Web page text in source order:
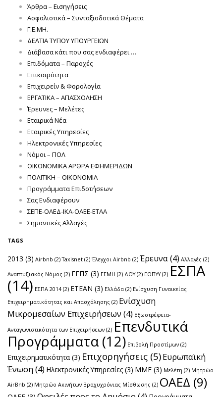
Άρθρα – Εισηγήσεις
Ασφαλιστικά – Συνταξιοδοτικά Θέματα
Γ.Ε.ΜΗ.
ΔΕΛΤΙΑ ΤΥΠΟΥ ΥΠΟΥΡΓΕΙΩΝ
Διάβασα κάτι που σας ενδιαφέρει …
Επιδόματα – Παροχές
Επικαιρότητα
Επιχειρείν & Φορολογία
ΕΡΓΑΤΙΚΑ – ΑΠΑΣΧΟΛΗΣΗ
Έρευνες – Μελέτες
Εταιρικά Νέα
Εταιρικές Υπηρεσίες
Ηλεκτρονικές Υπηρεσίες
Νόμοι – ΠΟΛ
ΟΙΚΟΝΟΜΙΚΑ ΑΡΘΡΑ ΕΦΗΜΕΡΙΔΩΝ
ΠΟΛΙΤΙΚΗ – ΟΙΚΟΝΟΜΙΑ
Προγράμματα Επιδοτήσεων
Σας Ενδιαφέρουν
ΣΕΠΕ-ΟΑΕΔ-ΙΚΑ-ΟΑΕΕ-ΕΤΑΑ
Σημαντικές Αλλαγές
TAGS
2013 (3) Airbnb (2) Taxisnet (2) Έλεγχοι Airbnb (2) Έρευνα(4) Αλλαγές (2)
Αναπτυξιακός Νόμος (2) ΓΓΠΣ (3) ΓΕΜΗ (2) ΔΟΥ(2) ΕΟΠΥΥ(2) ΕΣΠΑ
(14) ΕΣΠΑ 2014 (2) ΕΤΕΑΝ (3) Ελλάδα (2) Ενίσχυση Γυναικείας
Επιχειρηματικότητας και Απασχόλησης (2) Ενίσχυση
Μικρομεσαίων Επιχειρήσεων (4) Εξωστρέφεια-
Ανταγωνιστικότητα των Επιχειρήσεων (2) Επενδυτικά
Προγράμματα (12) Επιβολή Προστίμων (2)
Επιχειρηματικότητα (3) Επιχορηγήσεις (5)Ευρωπαϊκή
Ένωση(4) Ηλεκτρονικές Υπηρεσίες (3) ΜΜΕ (3) Μελέτη (2) Μητρώο
AirBnb (2) Μητρώο Ακινήτων Βραχυχρόνιας Μίσθωσης (2) ΟΑΕΔ (9)